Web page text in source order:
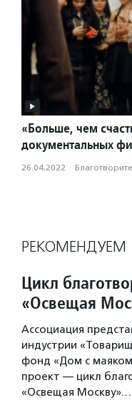
«Больше, чем
документальных
26.04.2022 ·
РЕКОМЕНДУЕМ
Цикл
«Освещая
Ассоциация
индустрии
фонд «Дом с
проект — цикл
«Освещая